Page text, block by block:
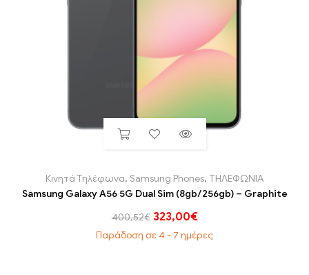
Κινητά Τηλέφωνα, Samsung Phones, ΤΗΛΕΦΩΝΙΑ
Samsung Galaxy A56 5G Dual Sim (8gb/256gb) – Graphite
400,52€ 323,00€
Παράδοση σε 4 - 7 ημέρες